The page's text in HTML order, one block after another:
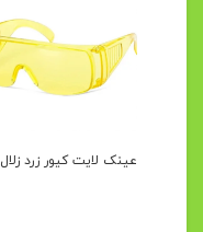
عینک لایت کیور زرد زلال